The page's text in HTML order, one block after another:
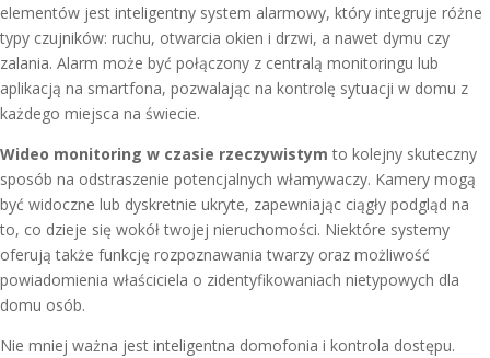
elementów jest inteligentny system alarmowy, który integruje różne
typy czujników: ruchu, otwarcia okien i drzwi, a nawet dymu czy
zalania. Alarm może być połączony z centralą monitoringu lub
aplikacją na smartfona, pozwalając na kontrolę sytuacji w domu z
każdego miejsca na świecie.
Wideo monitoring w czasie rzeczywistymto kolejny skuteczny
sposób na odstraszenie potencjalnych włamywaczy. Kamery mogą
być widoczne lub dyskretnie ukryte, zapewniając ciągły podgląd na
to, co dzieje się wokół twojej nieruchomości. Niektóre systemy
oferują także funkcję rozpoznawania twarzy oraz możliwość
powiadomienia właściciela o zidentyfikowaniach nietypowych dla
domu osób.
Nie mniej ważna jest inteligentna domofonia i kontrola dostępu.